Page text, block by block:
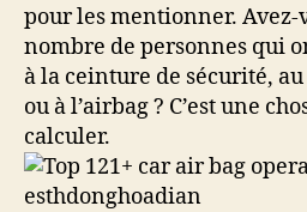
pour les mentionner. Avez-
nombre de personnes qui
à la ceinture de sécurité,
ou à l’airbag ? C’est une
calculer.